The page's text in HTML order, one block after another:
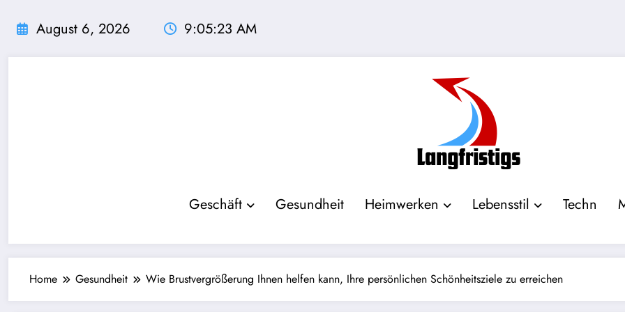
August 6, 2026 9:05:24 AM
Geschäft Gesundheit Heimwerken Lebensstil Techn
Home Gesundheit Wie Brustvergrößerung Ihnen helfen kann, Ihre persönlichen Schönheitsziele zu erreichen